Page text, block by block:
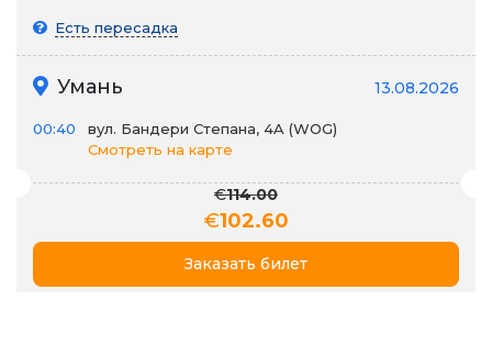
Есть пересадка
Умань 13.08.2026
00:40
вул. Бандери Степана, 4A (WOG)
Смотреть на карте
€114.00
€102.60
Заказать билет